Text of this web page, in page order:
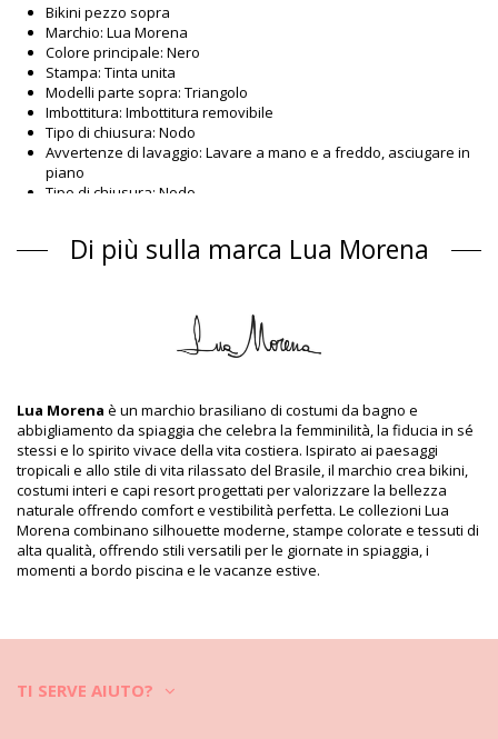
Bikini pezzo sopra
Marchio: Lua Morena
Colore principale: Nero
Stampa: Tinta unita
Modelli parte sopra: Triangolo
Imbottitura: Imbottitura removibile
Tipo di chiusura: Nodo
Avvertenze di lavaggio: Lavare a mano e a freddo, asciugare in
piano
Tipo di chiusura: Nodo
Bikini pezzo sopra Nero Lua Morena
Fodera: 88% Polyamide, 12% Elastane
Informazioni sul prodotto
Il pacchetto include: 1 x Bikini pezzo sopra (Altri accessori non
inclusi)
HS CODE (Codice doganale): 6112.41.0010
SKU: 1981123022
EAN: XS (7899818609238), S (7899670724940), M (7899670724957),
L (7899670724964), XL (7899670724971)
Riferimento del fornitore: 10151002
Peso: 55g / 0.12lb / 1.94oz
Foto ritoccate
Liso Preto
devi imparare come prendertene cura. Il tessuto di buona qualità è
Di più sulla marca Lua Morena
Lua Morena è un marchio brasiliano di costumi da bagno e
abbigliamento da spiaggia che celebra la femminilità, la fiducia in sé
stessi e lo spirito vivace della vita costiera. Ispirato ai paesaggi
tropicali e allo stile di vita rilassato del Brasile, il marchio crea bikini,
costumi interi e capi resort progettati per valorizzare la bellezza
naturale offrendo comfort e vestibilità perfetta. Le collezioni Lua
Morena combinano silhouette moderne, stampe colorate e tessuti di
alta qualità, offrendo stili versatili per le giornate in spiaggia, i
momenti a bordo piscina e le vacanze estive.
TI SERVE AIUTO?